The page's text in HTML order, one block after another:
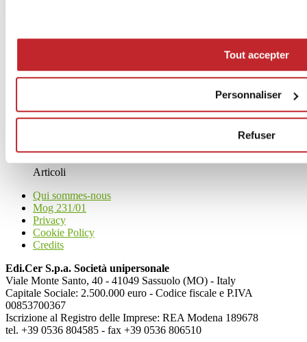
Tout accepter
Personnaliser
Refuser
Articoli
Qui sommes-nous
Mog 231/01
Privacy
Cookie Policy
Credits
Edi.Cer S.p.a. Società unipersonale
Viale Monte Santo, 40 - 41049 Sassuolo (MO) - Italy
Capitale Sociale: 2.500.000 euro - Codice fiscale e P.IVA
00853700367
Iscrizione al Registro delle Imprese: REA Modena 189678
tel. +39 0536 804585 - fax +39 0536 806510